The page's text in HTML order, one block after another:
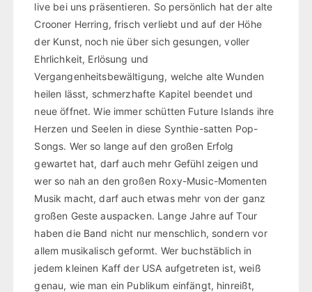
live bei uns präsentieren. So persönlich hat der alte
Crooner Herring, frisch verliebt und auf der Höhe
der Kunst, noch nie über sich gesungen, voller
Ehrlichkeit, Erlösung und
Vergangenheitsbewältigung, welche alte Wunden
heilen lässt, schmerzhafte Kapitel beendet und
neue öffnet. Wie immer schütten Future Islands ihre
Herzen und Seelen in diese Synthie-satten Pop-
Songs. Wer so lange auf den großen Erfolg
gewartet hat, darf auch mehr Gefühl zeigen und
wer so nah an den großen Roxy-Music-Momenten
Musik macht, darf auch etwas mehr von der ganz
großen Geste auspacken. Lange Jahre auf Tour
haben die Band nicht nur menschlich, sondern vor
allem musikalisch geformt. Wer buchstäblich in
jedem kleinen Kaff der USA aufgetreten ist, weiß
genau, wie man ein Publikum einfängt, hinreißt,